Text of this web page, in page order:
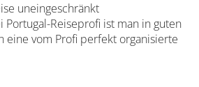
uneingeschränkt
Reiseprofi ist man in guten
eine vom Profi perfekt organisierte